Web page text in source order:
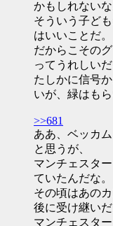
かもしれないな
そういう子ど
はいいことだ。
だからこその
ってうれしいだ
たしかに信号
いが、緑はもら
>>681
ああ、ベッカ
と思うが、
マンチェスタ
ていたんだな。
その頃はあの
後に受け継いだ
マンチェスタ